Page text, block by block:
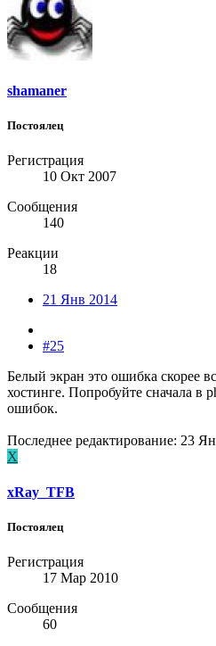
shamaner
Постоялец
Регистрация
10 Окт 2007
Сообщения
140
Реакции
18
21 Янв 2014
#25
Белый экран это ошибка скорее
хостинге. Попробуйте сначала в
ошибок.
Последнее редактирование: 23
X
xRay_TFB
Постоялец
Регистрация
17 Мар 2010
Сообщения
60